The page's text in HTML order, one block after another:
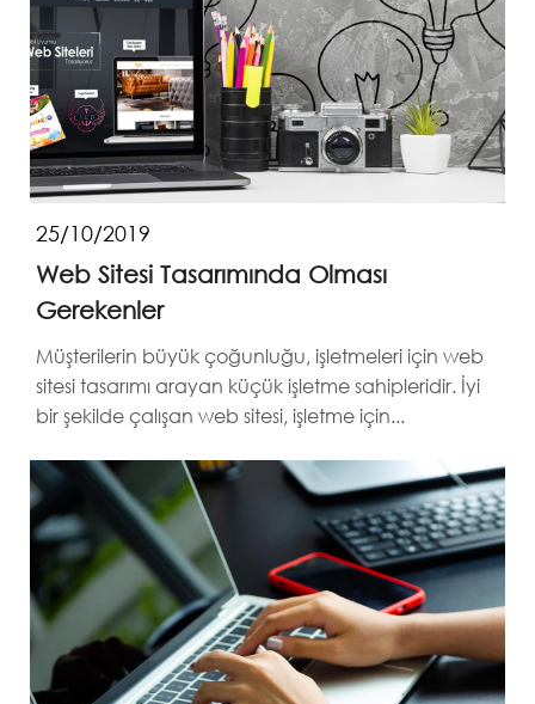
25/10/2019
Web Sitesi Tasarımında Olması
Gerekenler
Müşterilerin büyük çoğunluğu, işletmeleri için web
sitesi tasarımı arayan küçük işletme sahipleridir. İyi
bir şekilde çalışan web sitesi, işletme için...